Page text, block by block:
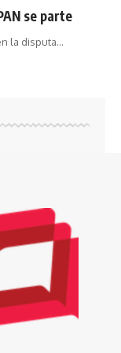
se parte
la disputa…